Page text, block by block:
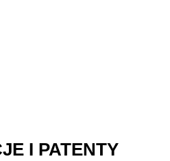
I PATENTY